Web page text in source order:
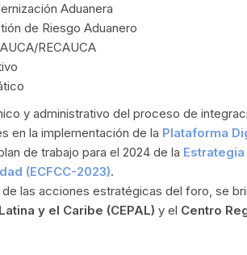
Aduanera
de Riesgo Aduanero
RECAUCA
y administrativo del proceso de
en la implementación de la Plataforma
de trabajo para el 2024 de la
(ECFCC-2023).
las acciones estratégicas del foro, se
y el Caribe (CEPAL) y el Centro